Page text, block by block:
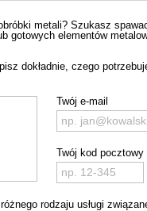
metali? Szukasz
gotowych elementów
dokładnie, czego
Twój e-mail
Twój kod pocztowy
rodzaju usługi